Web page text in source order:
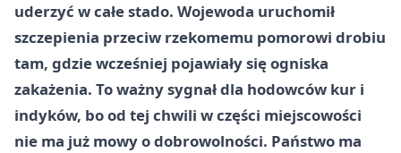
uderzyć w całe stado. Wojewoda uruchomił
szczepienia przeciw rzekomemu pomorowi drobiu
tam, gdzie wcześniej pojawiały się ogniska
zakażenia. To ważny sygnał dla hodowców kur i
indyków, bo od tej chwili w części miejscowości
nie ma już mowy o dobrowolności. Państwo ma